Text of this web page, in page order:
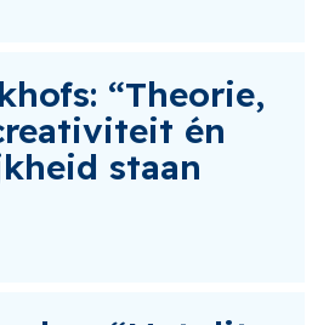
“Theorie,
én
staan